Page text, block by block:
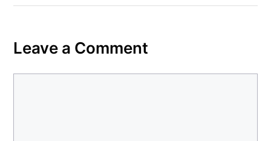
Leave a Comment